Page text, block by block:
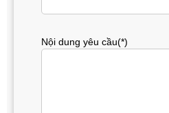
Nội dung yêu cầu(*)